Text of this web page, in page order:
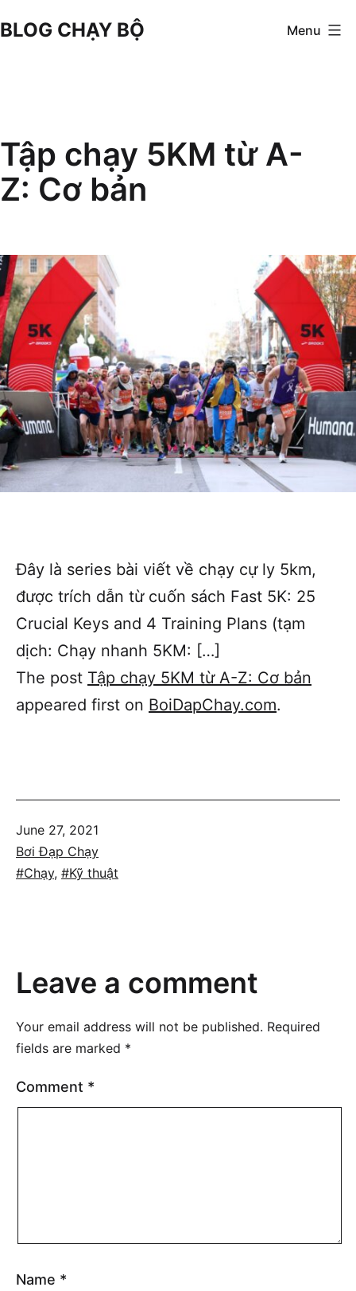
to
BLOG CHẠY BỘ Menu
Tập chạy 5KM từ A-
Z: Cơ bản
Đây là series bài viết về chạy cự ly 5km,
được trích dẫn từ cuốn sách Fast 5K: 25
Crucial Keys and 4 Training Plans (tạm
dịch: Chạy nhanh 5KM: […]
The post Tập chạy 5KM từ A-Z: Cơ bản
appeared first on BoiDapChay.com.
Published
June 27, 2021
Categorized
as
Bơi Đạp Chạy
Tagged
Chạy, Kỹ thuật
Leave a comment
Your email address will not be published. Required
fields are marked *
Comment *
Name *